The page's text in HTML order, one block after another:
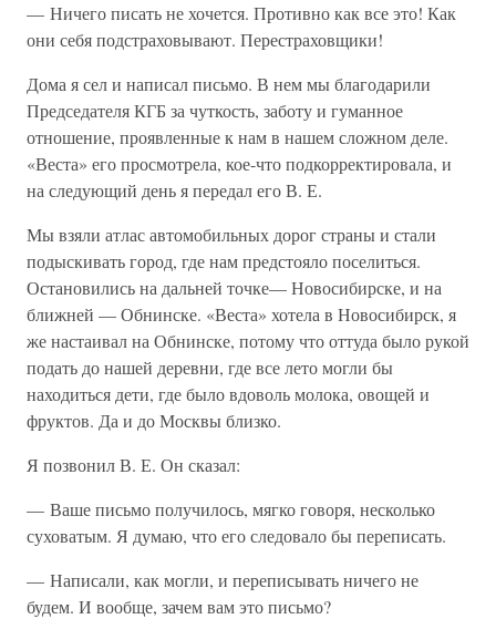
— Ничего писать не хочется. Противно как все это! Как
они себя подстраховывают. Перестраховщики!
Дома я сел и написал письмо. В нем мы благодарили
Председателя КГБ за чуткость, заботу и гуманное
отношение, проявленные к нам в нашем сложном деле.
«Веста» его просмотрела, кое-что подкорректировала, и
на следующий день я передал его В. Е.
Мы взяли атлас автомобильных дорог страны и стали
подыскивать город, где нам предстояло поселиться.
Остановились на дальней точке— Новосибирске, и на
ближней — Обнинске. «Веста» хотела в Новосибирск, я
же настаивал на Обнинске, потому что оттуда было рукой
подать до нашей деревни, где все лето могли бы
находиться дети, где было вдоволь молока, овощей и
фруктов. Да и до Москвы близко.
Я позвонил В. Е. Он сказал:
— Ваше письмо получилось, мягко говоря, несколько
суховатым. Я думаю, что его следовало бы переписать.
— Написали, как могли, и переписывать ничего не
будем. И вообще, зачем вам это письмо?